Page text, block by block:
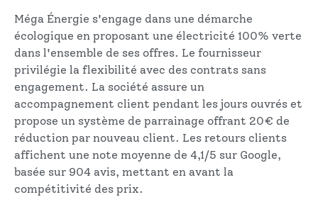
Méga Énergie s'engage dans une démarche
écologique en proposant une électricité 100% verte
dans l'ensemble de ses offres. Le fournisseur
privilégie la flexibilité avec des contrats sans
engagement. La société assure un
accompagnement client pendant les jours ouvrés et
propose un système de parrainage offrant 20€ de
réduction par nouveau client. Les retours clients
affichent une note moyenne de 4,1/5 sur Google,
basée sur 904 avis, mettant en avant la
compétitivité des prix.